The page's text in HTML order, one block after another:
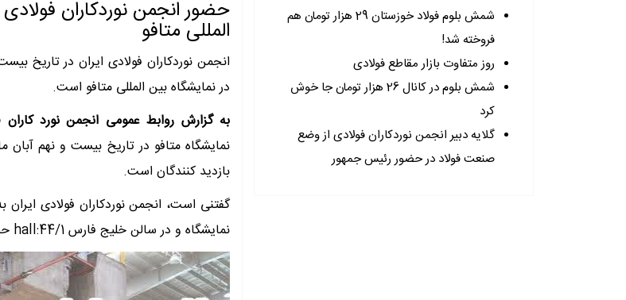
حضور انجمن نوردکاران
المللی متافو
انجمن نوردکاران فولادی ایران در تاریخ
در نمایشگاه بین المللی متافو است.
به گزارش روابط عمومی انجمن نورد کاران
نمایشگاه متافو در تاریخ بیست و نهم آبان
بازدید کنندگان است.
گفتنی است، انجمن نوردکاران فولادی
نمایشگاه و در سالن خلیج فارس hall:44/1 حضور دارد.
شمش بلوم فولاد خوزستان 29 هزار تومان هم
فروخته شد!
روز متفاوت بازار مقاطع فولادی
شمش بلوم در کانال 26 هزار تومان جا خوش
کرد
گلایه دبیر انجمن نوردکاران فولادی از وضع
صنعت فولاد در حضور رئیس جمهور